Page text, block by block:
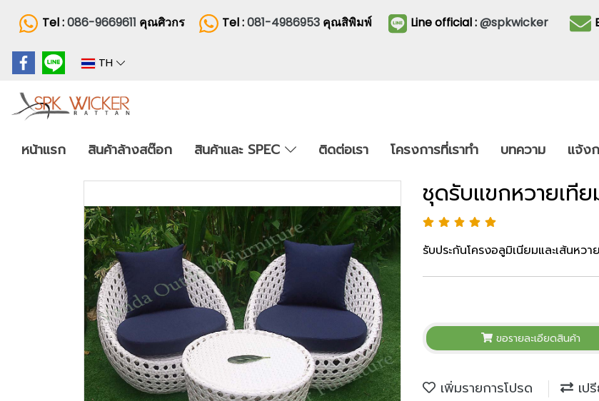
Tel :086-9669611 คุณศิวกร Tel :081-4986953 คุณสิพิมพ์ Line official :@spkwicker
TH
หน้าแรก สินค้าล้างสต๊อก สินค้าและ SPEC ติดต่อเรา โครงการที่เราทำ บทความ แจ้ง
ชุดรับแขกหวายเที
รับประกันโครงอลูมิเนียมและเส้นหว
ขอรายละเอียดสินค้า
เพิ่มรายการโปรด เป